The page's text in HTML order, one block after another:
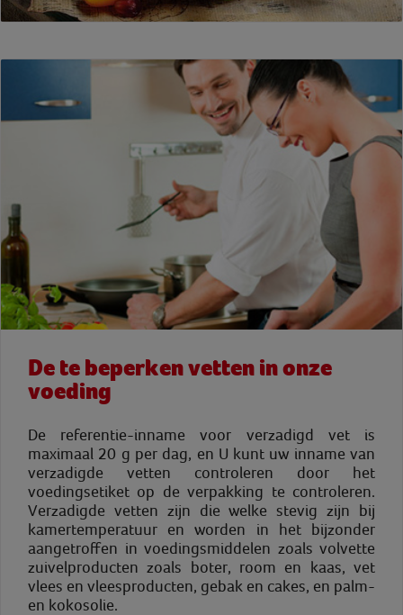
De te beperken vetten in onze
voeding
De referentie-inname voor verzadigd vet is
maximaal 20 g per dag, en U kunt uw inname van
verzadigde vetten controleren door het
voedingsetiket op de verpakking te controleren.
Verzadigde vetten zijn die welke stevig zijn bij
kamertemperatuur en worden in het bijzonder
aangetroffen in voedingsmiddelen zoals volvette
zuivelproducten zoals boter, room en kaas, vet
vlees en vleesproducten, gebak en cakes, en palm-
en kokosolie.